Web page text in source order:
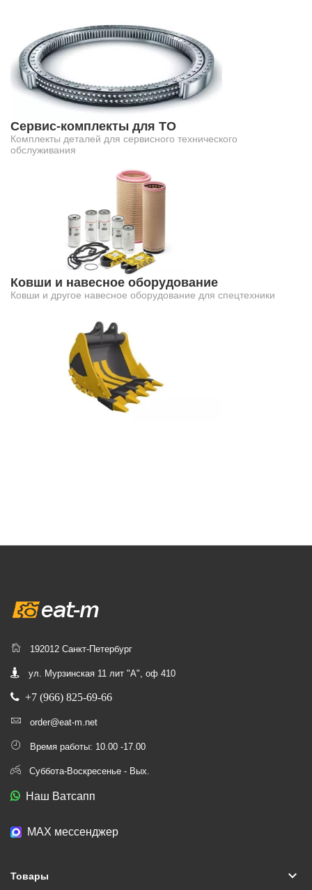
Сервис-комплекты для ТО
Комплекты деталей для сервисного технического
обслуживания
Ковши и навесное оборудование
Ковши и другое навесное оборудование для спецтехники
192012 Санкт-Петербург
ул. Мурзинская 11 лит "А", оф 410
+7 (966) 825-69-66
order@eat-m.net
Время работы: 10.00 -17.00
Суббота-Воскресенье - Вых.
Наш Ватсапп
МАХ мессенджер
Товары keyboard_arrow_down